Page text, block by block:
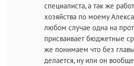
специалиста, а так же
хозяйства по моему
любом случае одна на
присваивает бюджетные
же понимаем что без
делается, ну или он